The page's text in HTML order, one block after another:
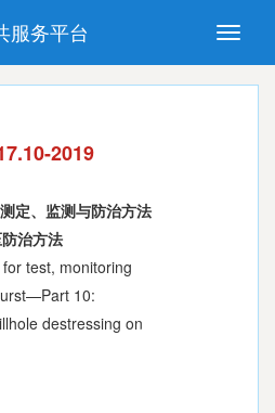
Toggle
服务平台
推荐性国家标准
(National standards in foreign
language version)
2019
定、监测与防治方法
治方法
test, monitoring
10:
destressing on